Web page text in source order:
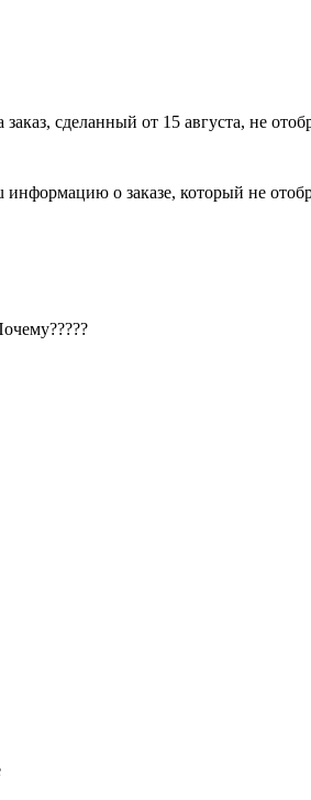
сделанный от 15 августа, не
о заказе, который не